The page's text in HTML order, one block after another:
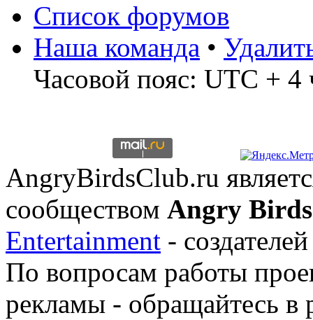
Список форумов
Наша команда •
Часовой пояс: UTC + 4
AngryBirdsClub.ru
сообществом Angry Birds
Entertainment -
По вопросам работы
рекламы - обращайтесь в